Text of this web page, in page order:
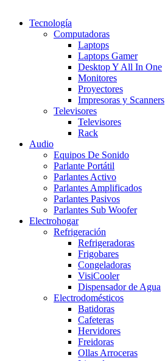
Tecnología
Computadoras
Laptops
Laptops Gamer
Desktop Y All In One
Monitores
Proyectores
Impresoras y Scanners
Televisores
Televisores
Rack
Audio
Equipos De Sonido
Parlante Portátil
Parlantes Activo
Parlantes Amplificados
Parlantes Pasivos
Parlantes Sub Woofer
Electrohogar
Refrigeración
Refrigeradoras
Frigobares
Congeladoras
VisiCooler
Dispensador de Agua
Electrodomésticos
Batidoras
Cafeteras
Hervidores
Freidoras
Ollas Arroceras